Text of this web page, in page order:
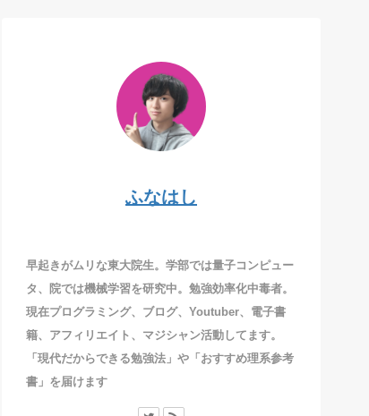
ふなはし
早起きがムリな東大院生。学部では量子コンピュー
タ、院では機械学習を研究中。勉強効率化中毒者。
現在プログラミング、ブログ、Youtuber、電子書
籍、アフィリエイト、マジシャン活動してます。
「現代だからできる勉強法」や「おすすめ理系参考
書」を届けます